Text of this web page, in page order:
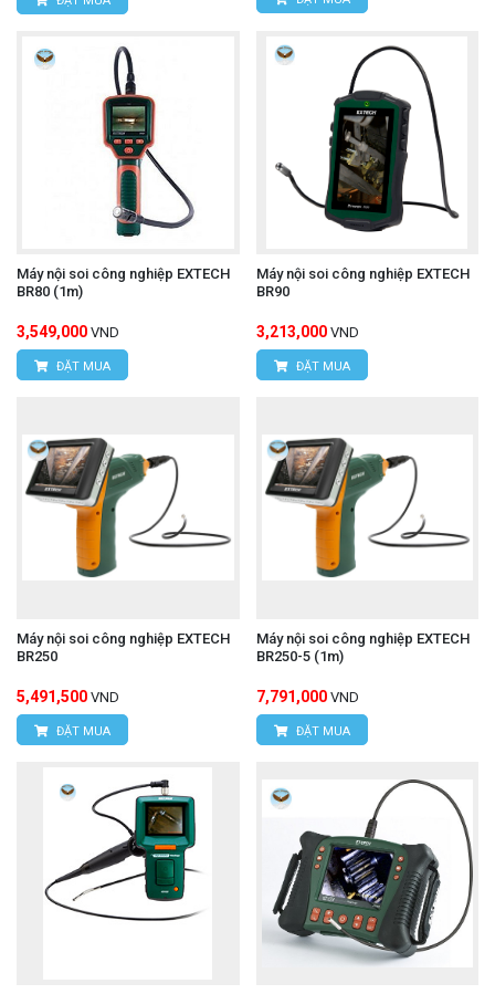
Máy nội soi công nghiệp EXTECH
BR80 (1m)
3,549,000 VND
ĐẶT MUA
Máy nội soi công nghiệp EXTECH
BR90
3,213,000 VND
ĐẶT MUA
Máy nội soi công nghiệp EXTECH
BR250
5,491,500 VND
ĐẶT MUA
Máy nội soi công nghiệp EXTECH
BR250-5 (1m)
7,791,000 VND
ĐẶT MUA